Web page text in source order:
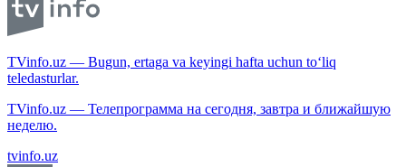
TVinfo.uz — Bugun, ertaga va keyingi hafta uchun to‘liq
teledasturlar.
TVinfo.uz — Телепрограмма на сегодня, завтра и ближайшую
неделю.
tvinfo.uz